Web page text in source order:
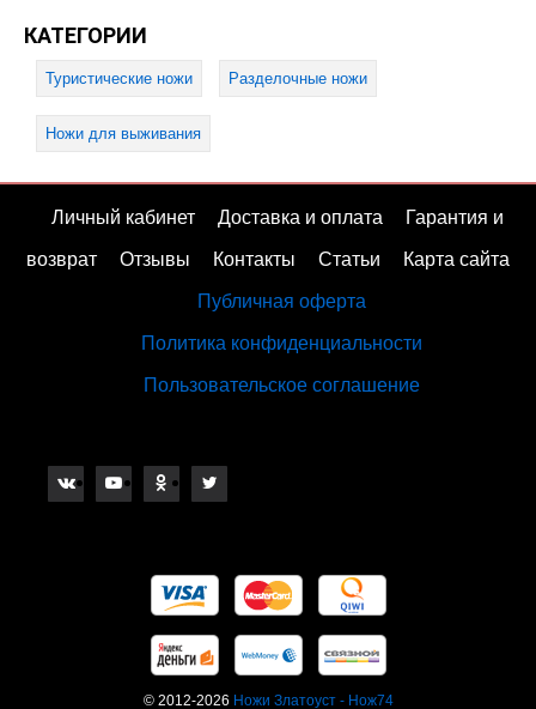
КАТЕГОРИИ
Туристические ножи Разделочные ножи
Ножи для выживания
Личный кабинет Доставка и оплата Гарантия и
возврат Отзывы Контакты Статьи Карта сайта
Публичная оферта
Политика конфиденциальности
Пользовательское соглашение
© 2012-2026 Ножи Златоуст - Нож74